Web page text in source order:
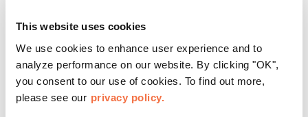
This website uses cookies
We use cookies to enhance user experience and to
analyze performance on our website. By clicking "OK",
you consent to our use of cookies. To find out more,
please see our privacy policy.
OMCA的周四活动